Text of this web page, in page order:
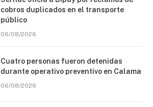
cobros duplicados en el transporte
público
06/08/2026
Cuatro personas fueron detenidas
durante operativo preventivo en Calama
06/08/2026